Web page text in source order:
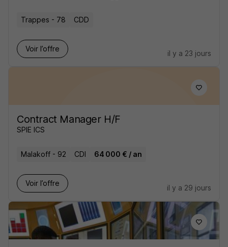
Trappes - 78 CDD
Voir l’offre
il y a 23 jours
Contract Manager H/F
SPIE ICS
Malakoff - 92 CDI 64 000 € / an
Voir l’offre
il y a 29 jours